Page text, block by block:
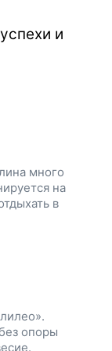
и
много
на
в
опоры